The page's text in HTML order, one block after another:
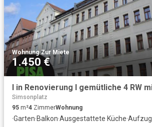
Wohnung·Zur Miete
1.450 €
Simsonplatz
95 m²4 ZimmerWohnung
·Garten·Balkon·Ausgestattete Küche·Aufzug